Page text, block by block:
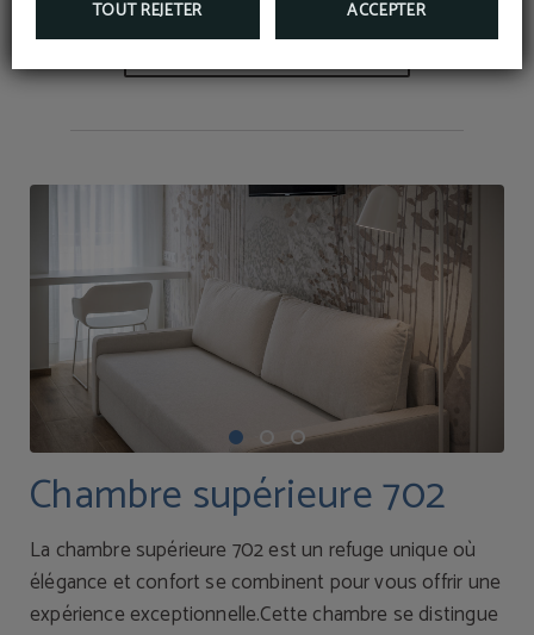
TOUT REJETER ACCEPTER
Chambre supérieure 702
La chambre supérieure 702 est un refuge unique où
élégance et confort se combinent pour vous offrir une
expérience exceptionnelle.Cette chambre se distingue